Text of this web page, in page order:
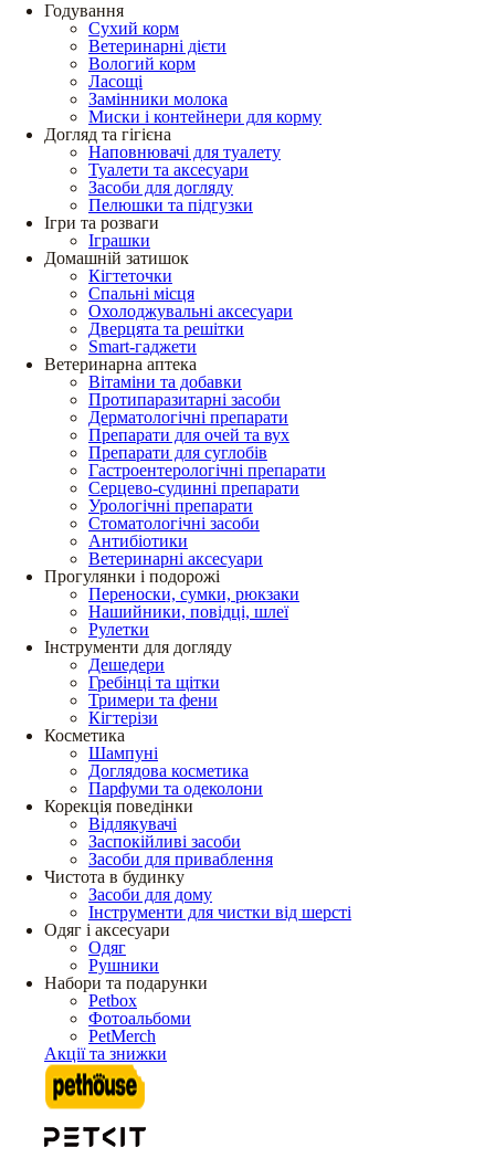
Годування
Сухий корм
Ветеринарні дієти
Вологий корм
Ласощі
Замінники молока
Миски і контейнери для корму
Догляд та гігієна
Наповнювачі для туалету
Туалети та аксесуари
Засоби для догляду
Пелюшки та підгузки
Ігри та розваги
Іграшки
Домашній затишок
Кігтеточки
Спальні місця
Охолоджувальні аксесуари
Дверцята та решітки
Smart-гаджети
Ветеринарна аптека
Вітаміни та добавки
Протипаразитарні засоби
Дерматологічні препарати
Препарати для очей та вух
Препарати для суглобів
Гастроентерологічні препарати
Серцево-судинні препарати
Урологічні препарати
Стоматологічні засоби
Антибіотики
Ветеринарні аксесуари
Прогулянки і подорожі
Переноски, сумки, рюкзаки
Нашийники, повідці, шлеї
Рулетки
Інструменти для догляду
Дешедери
Гребінці та щітки
Тримери та фени
Кігтерізи
Косметика
Шампуні
Доглядова косметика
Парфуми та одеколони
Корекція поведінки
Відлякувачі
Заспокійливі засоби
Засоби для приваблення
Чистота в будинку
Засоби для дому
Інструменти для чистки від шерсті
Одяг і аксесуари
Одяг
Рушники
Набори та подарунки
Petbox
Фотоальбоми
PetMerch
Акції та знижки